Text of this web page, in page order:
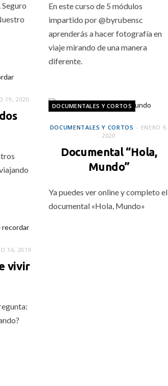
En este curso de 5 módulos
impartido por @byrubensc
aprenderás a hacer fotografía en
viaje mirando de una manera
diferente.
19, 2020
DOCUMENTALES Y CORTOS
DOCUMENTALES Y CORTOS
ENERO 9,
2020
Documental “Hola,
Mundo”
Ya puedes ver online y completo el
documental «Hola, Mundo»
16, 2019
vivir